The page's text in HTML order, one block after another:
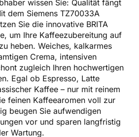
wissen Sie: Qualität fängt
dem Siemens TZ70033A
Sie die innovative BRITA
um Ihre Kaffeezubereitung auf
heben. Weiches, kalkarmes
Crema, intensiven
zugleich Ihren hochwertigen
Egal ob Espresso, Latte
Kaffee – nur mit reinem
feinen Kaffeearomen voll zur
beugen Sie aufwendigen
vor und sparen langfristig
Wartung.